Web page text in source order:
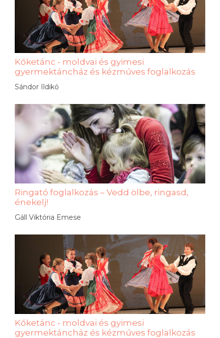
Kőketánc - moldvai és gyimesi
gyermektáncház és kézműves foglalkozás
Sándor Ildikó
Ringató foglalkozás – Vedd ölbe, ringasd,
énekelj!
Gáll Viktória Emese
Kőketánc - moldvai és gyimesi
gyermektáncház és kézműves foglalkozás